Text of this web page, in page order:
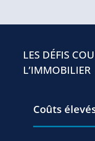
LES DÉFIS
L’IMMOBILIER
Coûts